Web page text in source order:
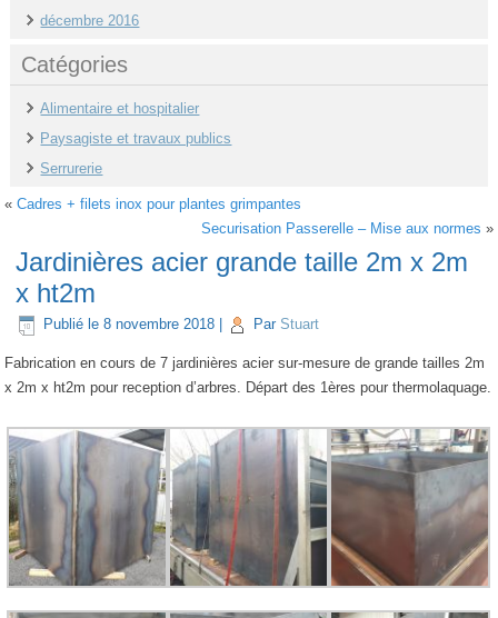
décembre 2016
Catégories
Alimentaire et hospitalier
Paysagiste et travaux publics
Serrurerie
«Cadres + filets inox pour plantes grimpantes
Securisation Passerelle – Mise aux normes »
Jardinières acier grande taille 2m x 2m
x ht2m
Publié le 8 novembre 2018 Par Stuart
Fabrication en cours de 7 jardinières acier sur-mesure de grande tailles 2m
x 2m x ht2m pour reception d’arbres. Départ des 1ères pour thermolaquage.